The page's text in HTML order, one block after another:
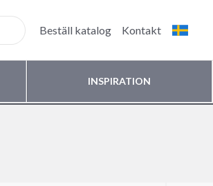
Beställ katalog Kontakt
INSPIRATION